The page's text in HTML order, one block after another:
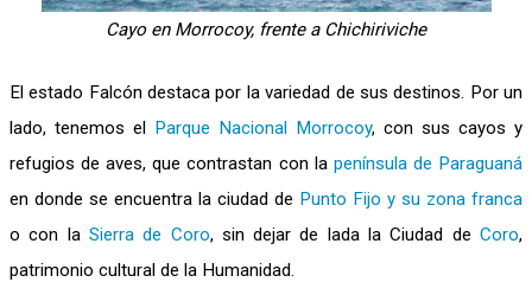
Cayo en Morrocoy, frente a Chichiriviche
El estado Falcón destaca por la variedad de sus destinos. Por un
lado, tenemos el Parque Nacional Morrocoy, con sus cayos y
refugios de aves, que contrastan con la península de Paraguaná
en donde se encuentra la ciudad de Punto Fijo y su zona franca
o con la Sierra de Coro, sin dejar de lada la Ciudad deCoro,
patrimonio cultural de la Humanidad.